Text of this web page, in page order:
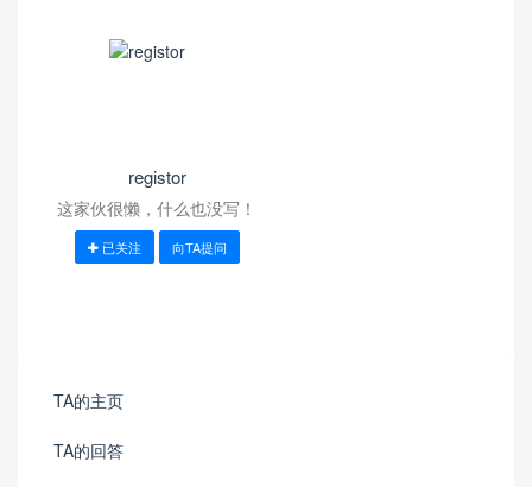
registor
这家伙很懒，什么也没写！
已关注 向TA提问
TA的主页
TA的回答